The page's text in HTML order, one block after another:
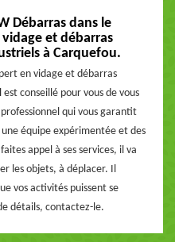
Débarras dans le
et débarras
à Carquefou.
en vidage et débarras
conseillé pour vous de vous
qui vous garantit
équipe expérimentée et des
appel à ses services, il va
les objets, à déplacer. Il
vos activités puissent se
détails, contactez-le.